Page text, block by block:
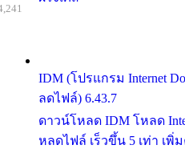
IDM (โปรแกรม Internet
ลดไฟล์) 6.43.7
ดาวน์โหลด IDM โหลด
หลดไฟล์ เร็วขึ้น 5 เท่า เพิ่